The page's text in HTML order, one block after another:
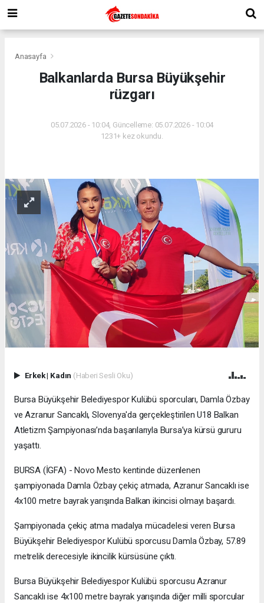
Anasayfa
Balkanlarda Bursa Büyükşehir
rüzgarı
05.07.2026 - 10:04, Güncelleme: 05.07.2026 - 10:04
1231+ kez okundu.
Erkek| Kadın (Haberi Sesli Oku)
Bursa Büyükşehir Belediyespor Kulübü sporcuları, Damla Özbay
ve Azranur Sancaklı, Slovenya'da gerçekleştirilen U18 Balkan
Atletizm Şampiyonası’nda başarılarıyla Bursa’ya kürsü gururu
yaşattı.
BURSA (İGFA) - Novo Mesto kentinde düzenlenen
şampiyonada Damla Özbay çekiç atmada, Azranur Sancaklı ise
4x100 metre bayrak yarışında Balkan ikincisi olmayı başardı.
Şampiyonada çekiç atma madalya mücadelesi veren Bursa
Büyükşehir Belediyespor Kulübü sporcusu Damla Özbay, 57.89
metrelik derecesiyle ikincilik kürsüsüne çıktı.
Bursa Büyükşehir Belediyespor Kulübü sporcusu Azranur
Sancaklı ise 4x100 metre bayrak yarışında diğer milli sporcular